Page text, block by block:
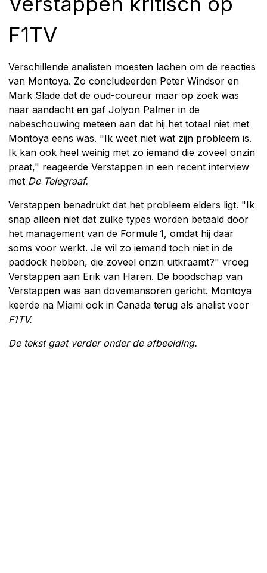
F1TV
Verschillende analisten moesten lachen om de reacties
van Montoya. Zo concludeerden Peter Windsor en
Mark Slade dat de oud-coureur maar op zoek was
naar aandacht en gaf Jolyon Palmer in de
nabeschouwing meteen aan dat hij het totaal niet met
Montoya eens was. "Ik weet niet wat zijn probleem is.
Ik kan ook heel weinig met zo iemand die zoveel onzin
praat," reageerde Verstappen in een recent interview
met De Telegraaf.
Verstappen benadrukt dat het probleem elders ligt. "Ik
snap alleen niet dat zulke types worden betaald door
het management van de Formule 1, omdat hij daar
soms voor werkt. Je wil zo iemand toch niet in de
paddock hebben, die zoveel onzin uitkraamt?" vroeg
Verstappen aan Erik van Haren. De boodschap van
Verstappen was aan dovemansoren gericht. Montoya
keerde na Miami ook in Canada terug als analist voor
F1TV.
De tekst gaat verder onder de afbeelding.